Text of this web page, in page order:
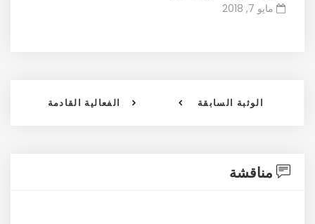
مايو 7, 2018
الوثبة السابقة الفعالية القادمة
مناقشة